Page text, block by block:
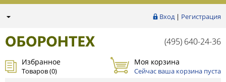
Вход| Регистрация
(495) 640-24-36
Избранное
Товаров (0)
Моя корзина
Сейчас ваша корзина пуста